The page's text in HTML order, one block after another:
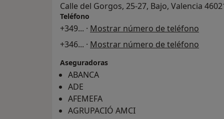
Calle del Gorgos, 25-27, Bajo, Valencia
Teléfono
+349... · Mostrar número de teléfono
+346... · Mostrar número de teléfono
Aseguradoras
ABANCA
ADE
AFEMEFA
AGRUPACIÓ AMCI